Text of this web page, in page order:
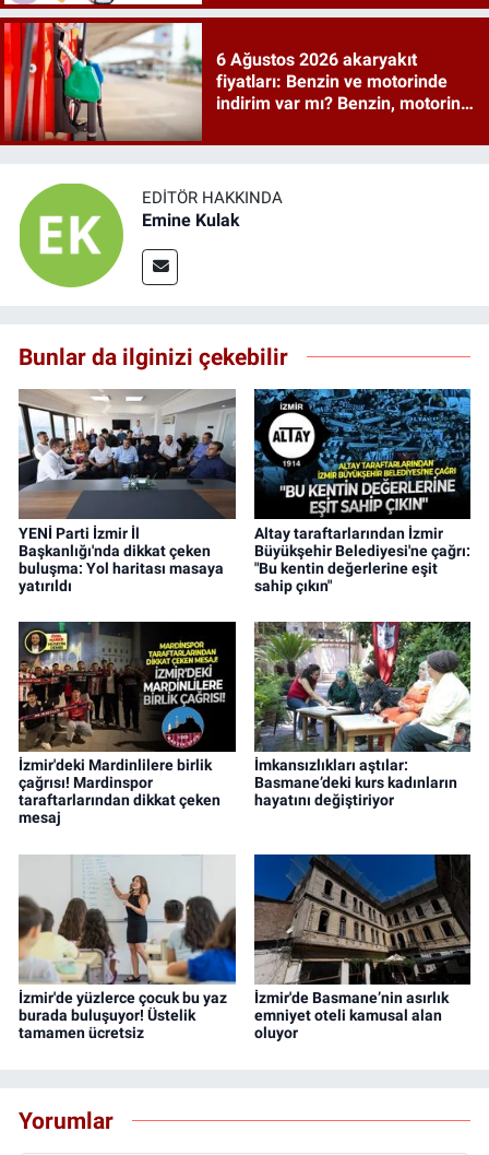
6 Ağustos 2026 akaryakıt
fiyatları: Benzin ve motorinde
indirim var mı? Benzin, motorin,
EDITÖR HAKKINDA
Emine Kulak
Bunlar da ilginizi çekebilir
YENİ Parti İzmir İl
Başkanlığı'nda dikkat çeken
buluşma: Yol haritası masaya
yatırıldı
Altay taraftarlarından İzmir
Büyükşehir Belediyesi'ne çağrı:
"Bu kentin değerlerine eşit
sahip çıkın"
İzmir'deki Mardinlilere birlik
çağrısı! Mardinspor
taraftarlarından dikkat çeken
mesaj
İmkansızlıkları aştılar:
Basmane’deki kurs kadınların
hayatını değiştiriyor
İzmir'de yüzlerce çocuk bu yaz
burada buluşuyor! Üstelik
tamamen ücretsiz
İzmir'de Basmane’nin asırlık
emniyet oteli kamusal alan
oluyor
Yorumlar